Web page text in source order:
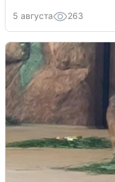
5 августа 263